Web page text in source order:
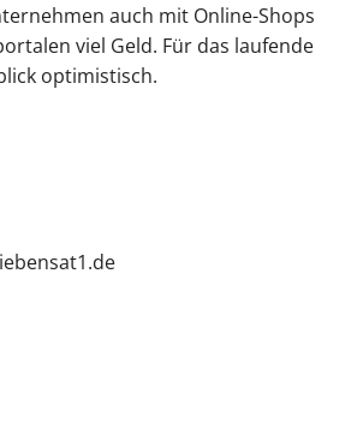
auch mit Online-Shops
viel Geld. Für das laufende
optimistisch.